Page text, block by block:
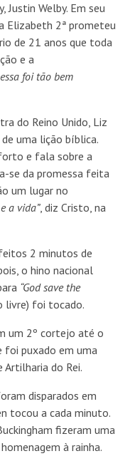
Justin Welby. Em seu
Elizabeth 2ª prometeu
de 21 anos que toda
e a
foi tão bem
do Reino Unido, Liz
uma lição bíblica.
e fala sobre a
se da promessa feita
um lugar no
a vida”, diz Cristo, na
2 minutos de
o hino nacional
“God save the
livre) foi tocado.
um 2º cortejo até o
foi puxado em uma
Artilharia do Rei.
disparados em
tocou a cada minuto.
fizeram uma
à rainha.